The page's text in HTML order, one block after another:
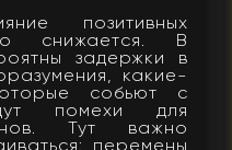
позитивных
снижается. В
задержки в
какие-
собьют с
помехи для
Тут важно
перемены